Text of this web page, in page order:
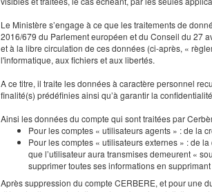
Le Ministère s’engage à ce que les traitements de
2016/679 du Parlement européen et du Conseil du 27
et à la libre circulation de ces données (ci-après, «
l'informatique, aux fichiers et aux libertés.
A ce titre, il traite les données à caractère personnel
finalité(s) prédéfinies ainsi qu’à garantir la
Ainsi les données du compte qui sont traitées par
Pour les comptes « utilisateurs agents » : de la
Pour les comptes « utilisateurs externes » : de
que l’utilisateur aura transmises demeurent «
supprimer toutes ses informations en
Après suppression du compte CERBERE, et pour une